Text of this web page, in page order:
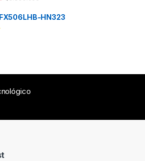
HN323